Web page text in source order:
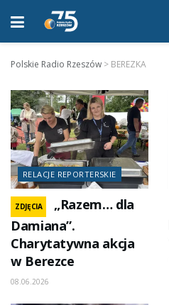
Polskie Radio Rzeszów > BEREZKA
RELACJE REPORTERSKIE
ZDJĘCIA
„Razem… dla
Damiana”.
Charytatywna akcja
w Berezce
08.06.2026